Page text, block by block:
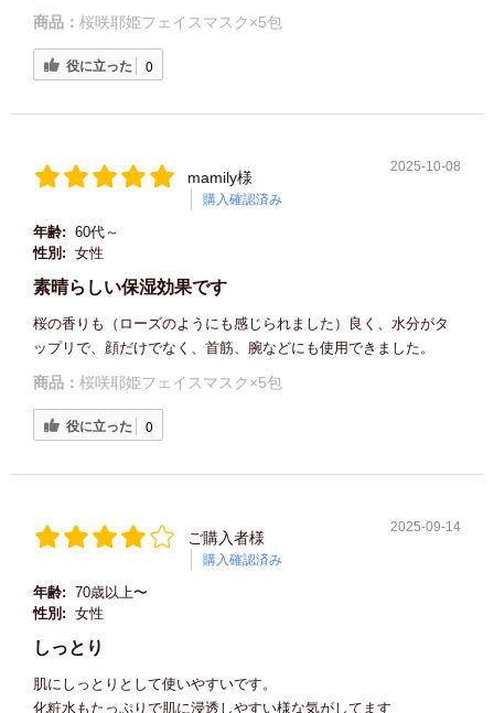
商品： 桜咲耶姫フェイスマスク×5包
役に立った 0
mamily様
購入確認済み
2025-10-08
年齢: 60代～
性別: 女性
素晴らしい保湿効果です
桜の香りも（ローズのようにも感じられました）良く、水分がタ
ップリで、顔だけでなく、首筋、腕などにも使用できました。
商品： 桜咲耶姫フェイスマスク×5包
役に立った 0
ご購入者様
購入確認済み
2025-09-14
年齢: 70歳以上〜
性別: 女性
しっとり
肌にしっとりとして使いやすいです。
化粧水もたっぷりで肌に浸透しやすい様な気がしてます